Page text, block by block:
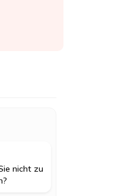
nicht zu